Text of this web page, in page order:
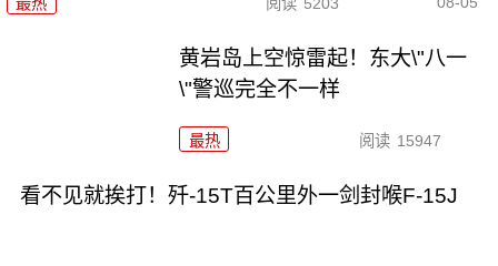
最热 阅读 5203
黄岩岛上空惊雷起！东大\"八一
\"警巡完全不一样
最热 阅读 15947
看不见就挨打！歼-15T百公里外一剑封喉F-15J